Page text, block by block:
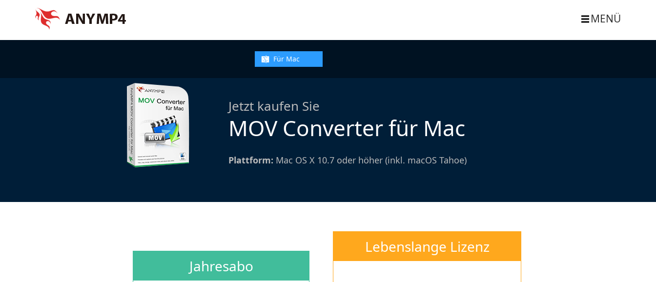
MENÜ
Für Mac
Jetzt kaufen Sie
MOV Converter für Mac
Plattform: Mac OS X 10.7 oder höher (inkl. macOS Tahoe)
Jahresabo
Lebenslange Lizenz